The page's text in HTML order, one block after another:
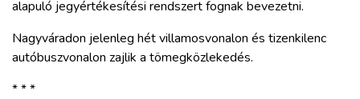
alapuló jegyértékesítési rendszert fognak bevezetni.
Nagyváradon jelenleg hét villamosvonalon és tizenkilenc
autóbuszvonalon zajlik a tömegközlekedés.
* * *